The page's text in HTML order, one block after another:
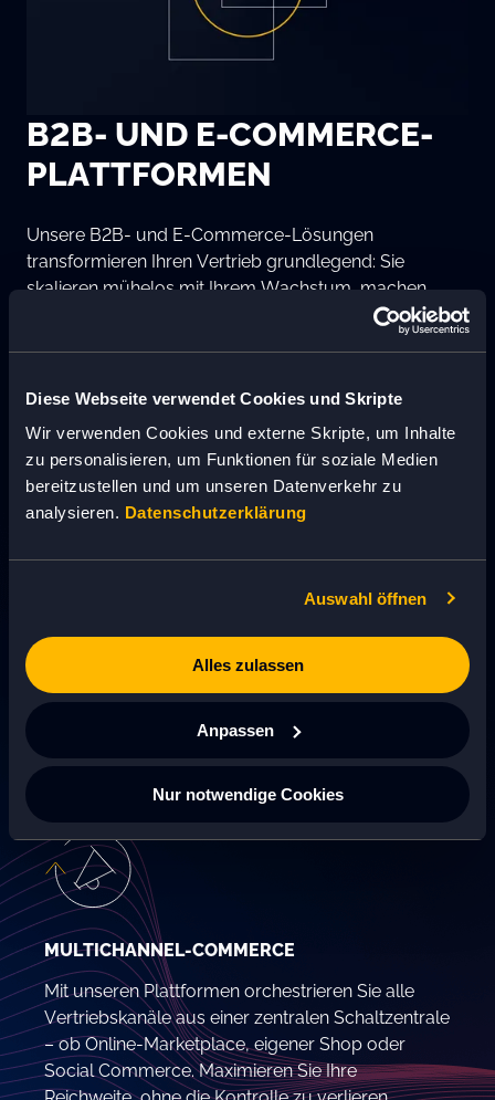
Diese Webseite verwendet Cookies und Skripte
Wir verwenden Cookies und externe Skripte, um Inhalte
zu personalisieren, um Funktionen für soziale Medien
bereitzustellen und um unseren Datenverkehr zu
analysieren. Datenschutzerklärung
Auswahl öffnen
Alles zulassen
Anpassen
Nur notwendige Cookies
B2B- UND E-COMMERCE-
PLATTFO RMEN
Unsere B2B- und E-Commerce-Lösungen
transformieren Ihren Vertrieb grundlegend: Sie
skalieren mühelos mit Ihrem Wachstum, machen
Schluss mit komplexen Prozesslabyrinthen und
richtigen Kunden – schneller, direkter und mit deutlich
Systeme, die mitwachsen. Vom Nischenanbieter
zum Global Player, vom einfachen Shop zum
komplexen B2B-Portal. Wir entwickeln E-
MULTICHANNEL-COMMERCE
Mit unseren Plattformen orchestrieren Sie alle
Vertriebskanäle aus einer zentralen Schaltzentrale
– ob Online-Marketplace, eigener Shop oder
Social Commerce. Maximieren Sie Ihre